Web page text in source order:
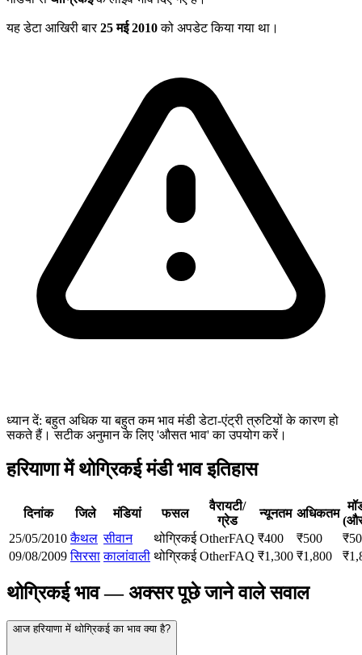
यह डेटा आखिरी बार25 मई 2010को अपडेट किया गया था।
ध्यान दें: बहुत अधिक या बहुत कम भाव मंडी डेटा-एंट्री त्रुटियों के कारण हो
सकते हैं। सटीक अनुमान के लिए 'औसत भाव' का उपयोग करें।
हरियाणा में थोग्रिकई मंडी भाव इतिहास
दिनांक जिले मंडियां फसल
वैरायटी/
ग्रेड
न्यूनतम अधिकतम
25/05/2010 कैथल सीवान थोग्रिकई OtherFAQ ₹400 ₹500 ₹
09/08/2009 सिरसा कालांवाली थोग्रिकई OtherFAQ ₹1,300 ₹1,800 ₹
थोग्रिकई भाव — अक्सर पूछे जाने वाले सवाल
आज हरियाणा में थोग्रिकई का भाव क्या है?